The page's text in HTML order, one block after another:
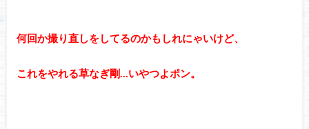
何回か撮り直しをしてるのかもしれにゃいけど、
これをやれる草なぎ剛…いやつよポン。